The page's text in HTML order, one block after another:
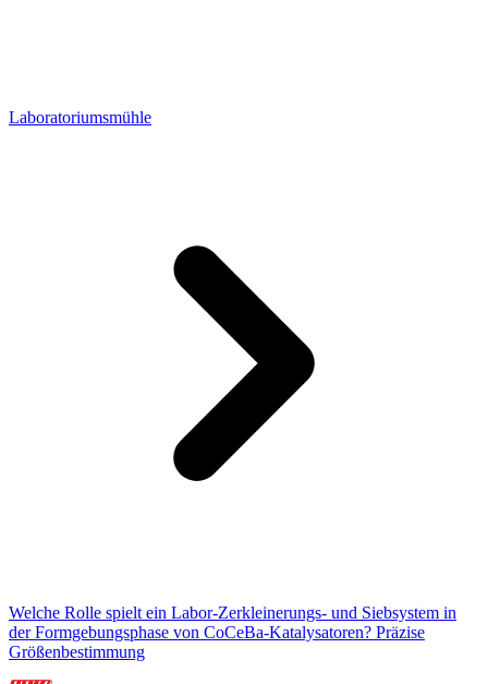
Laboratoriumsmühle
Welche Rolle spielt ein Labor-Zerkleinerungs- und Siebsystem in
der Formgebungsphase von CoCeBa-Katalysatoren? Präzise
Größenbestimmung